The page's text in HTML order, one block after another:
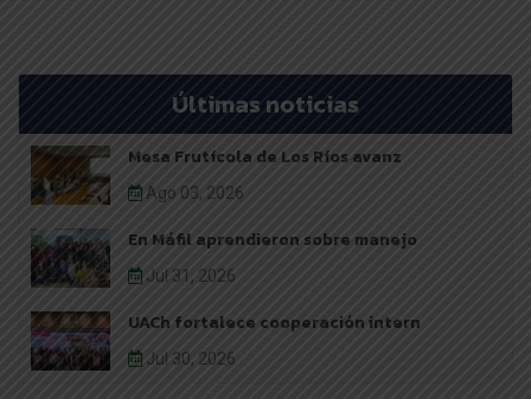
Últimas noticias
Mesa Frutícola de Los Ríos avanz
Ago 03, 2026
En Máfil aprendieron sobre manejo
Jul 31, 2026
UACh fortalece cooperación intern
Jul 30, 2026